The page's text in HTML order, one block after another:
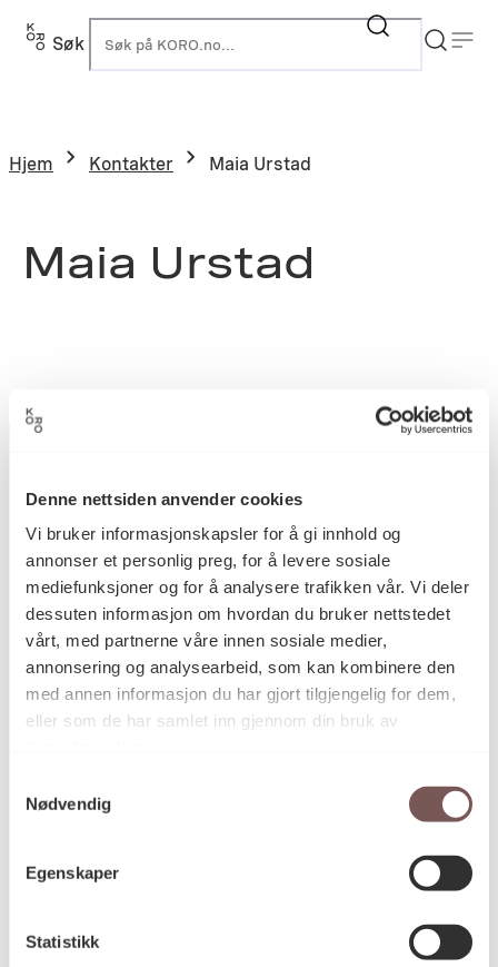
Denne nettsiden anvender cookies
Vi bruker informasjonskapsler for å gi innhold og
annonser et personlig preg, for å levere sosiale
mediefunksjoner og for å analysere trafikken vår. Vi deler
dessuten informasjon om hvordan du bruker nettstedet
vårt, med partnerne våre innen sosiale medier,
annonsering og analysearbeid, som kan kombinere den
med annen informasjon du har gjort tilgjengelig for dem,
eller som de har samlet inn gjennom din bruk av
Nødvendig
Egenskaper
Statistikk
Søk
Hjem Kontakter Maia Urstad
Maia Urstad
Postadresse
Postboks 6994
St. Olavs plass
0130 Oslo
post@koro.no
Besøksadresse
Victoria Terrasse 11